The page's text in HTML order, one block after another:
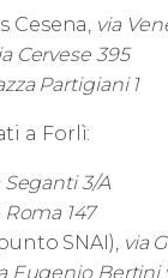
Cesena, via
Cervese 395
Partigiani 1
a Forlì:
Seganti 3/A
Roma 147
SNAI), via
Eugenio Bertini